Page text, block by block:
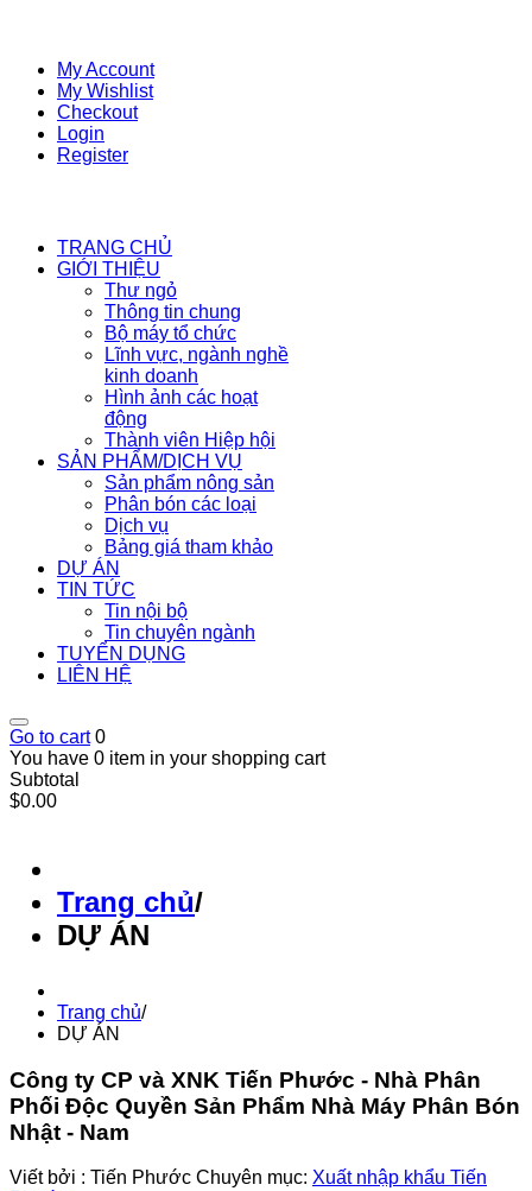
My Account
My Wishlist
Checkout
Login
Register
TRANG CHỦ
GIỚI THIỆU
Thư ngỏ
Thông tin chung
Bộ máy tổ chức
Lĩnh vực, ngành nghề
kinh doanh
Hình ảnh các hoạt
động
Thành viên Hiệp hội
SẢN PHẨM/DỊCH VỤ
Sản phẩm nông sản
Phân bón các loại
Dịch vụ
Bảng giá tham khảo
DỰ ÁN
TIN TỨC
Tin nội bộ
Tin chuyên ngành
TUYỂN DỤNG
LIÊN HỆ
Go to cart 0
You have 0 item in your shopping cart
Subtotal
$0.00
Trang chủ/
DỰ ÁN
Trang chủ/
DỰ ÁN
Công ty CP và XNK Tiến Phước - Nhà Phân
Phối Độc Quyền Sản Phẩm Nhà Máy Phân Bón
Nhật - Nam
Viết bởi : Tiến Phước Chuyên mục: Xuất nhập khẩu Tiến